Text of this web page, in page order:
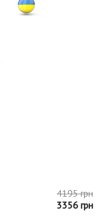
4195 грн
3356 грн